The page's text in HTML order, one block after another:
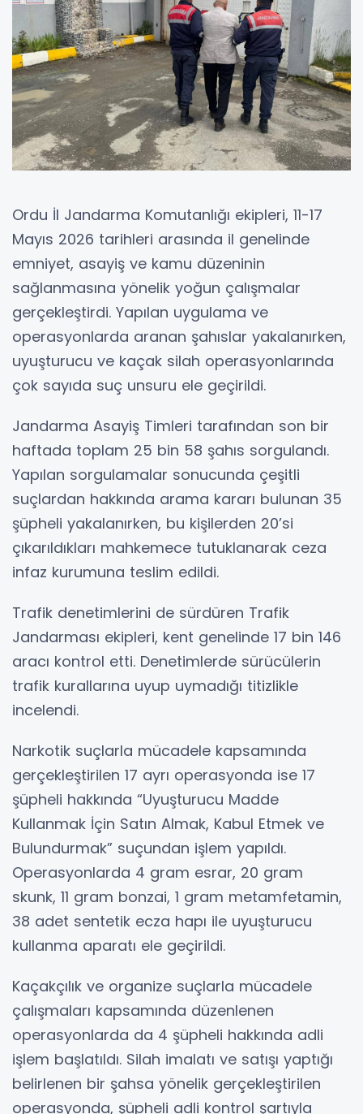
Ordu İl Jandarma Komutanlığı ekipleri, 11-17
Mayıs 2026 tarihleri arasında il genelinde
emniyet, asayiş ve kamu düzeninin
sağlanmasına yönelik yoğun çalışmalar
gerçekleştirdi. Yapılan uygulama ve
operasyonlarda aranan şahıslar yakalanırken,
uyuşturucu ve kaçak silah operasyonlarında
çok sayıda suç unsuru ele geçirildi.
Jandarma Asayiş Timleri tarafından son bir
haftada toplam 25 bin 58 şahıs sorgulandı.
Yapılan sorgulamalar sonucunda çeşitli
suçlardan hakkında arama kararı bulunan 35
şüpheli yakalanırken, bu kişilerden 20’si
çıkarıldıkları mahkemece tutuklanarak ceza
infaz kurumuna teslim edildi.
Trafik denetimlerini de sürdüren Trafik
Jandarması ekipleri, kent genelinde 17 bin 146
aracı kontrol etti. Denetimlerde sürücülerin
trafik kurallarına uyup uymadığı titizlikle
incelendi.
Narkotik suçlarla mücadele kapsamında
gerçekleştirilen 17 ayrı operasyonda ise 17
şüpheli hakkında “Uyuşturucu Madde
Kullanmak İçin Satın Almak, Kabul Etmek ve
Bulundurmak” suçundan işlem yapıldı.
Operasyonlarda 4 gram esrar, 20 gram
skunk, 11 gram bonzai, 1 gram metamfetamin,
38 adet sentetik ecza hapı ile uyuşturucu
kullanma aparatı ele geçirildi.
Kaçakçılık ve organize suçlarla mücadele
çalışmaları kapsamında düzenlenen
operasyonlarda da 4 şüpheli hakkında adli
işlem başlatıldı. Silah imalatı ve satışı yaptığı
belirlenen bir şahsa yönelik gerçekleştirilen
operasyonda, şüpheli adli kontrol şartıyla